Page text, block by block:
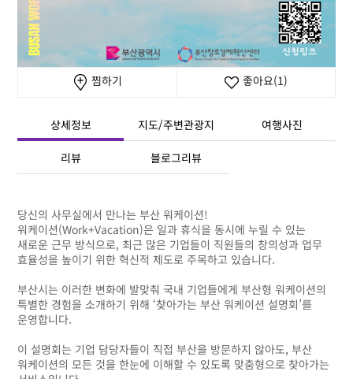
찜하기 좋아요(1)
상세정보 지도/주변관광지 여행사진
리뷰 블로그리뷰
당신의 사무실에서 만나는 부산 워케이션!
워케이션(Work+Vacation)은 일과 휴식을 동시에 누릴 수 있는
새로운 근무 방식으로, 최근 많은 기업들이 직원들의 창의성과 업무
효율성을 높이기 위한 혁신적 제도로 주목하고 있습니다.
부산시는 이러한 변화에 발맞춰 국내 기업들에게 부산형 워케이션의
특별한 경험을 소개하기 위해 ‘찾아가는 부산 워케이션 설명회’를
운영합니다.
이 설명회는 기업 담당자들이 직접 부산을 방문하지 않아도, 부산
워케이션의 모든 것을 한눈에 이해할 수 있도록 맞춤형으로 찾아가는